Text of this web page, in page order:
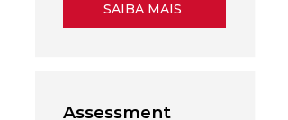
SAIBA MAIS
Assessment